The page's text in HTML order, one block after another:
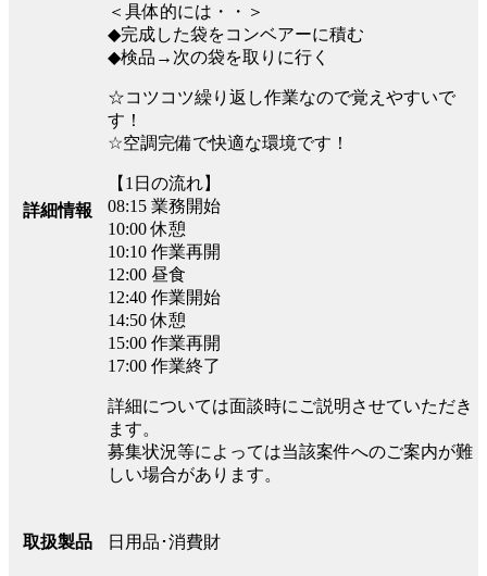
詳細情報
＜具体的には・・＞
◆完成した袋をコンベアーに積む
◆検品→次の袋を取りに行く
☆コツコツ繰り返し作業なので覚えやすいで
す！
☆空調完備で快適な環境です！
【1日の流れ】
08:15 業務開始
10:00 休憩
10:10 作業再開
12:00 昼食
12:40 作業開始
14:50 休憩
15:00 作業再開
17:00 作業終了
詳細については面談時にご説明させていただき
ます。
募集状況等によっては当該案件へのご案内が難
しい場合があります。
取扱製品 日用品･消費財